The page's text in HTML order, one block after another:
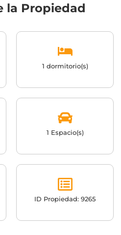
la Propiedad
1 dormitorio(s)
1 Espacio(s)
ID Propiedad: 9265